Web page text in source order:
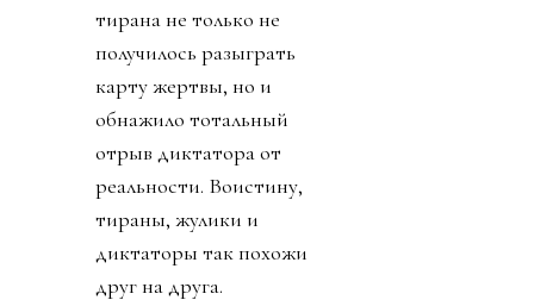
тирана не только не
получилось разыграть
карту жертвы, но и
обнажило тотальный
отрыв диктатора от
реальности. Воистину,
тираны, жулики и
диктаторы так похожи
друг на друга.